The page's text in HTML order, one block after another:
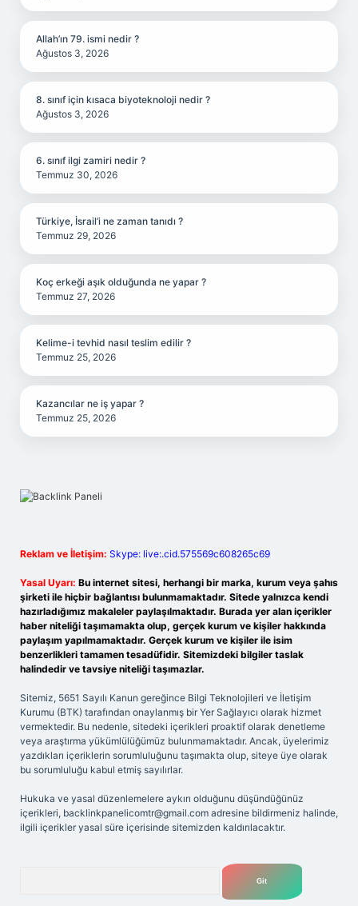
Allah’ın 79. ismi nedir ?
Ağustos 3, 2026
8. sınıf için kısaca biyoteknoloji nedir ?
Ağustos 3, 2026
6. sınıf ilgi zamiri nedir ?
Temmuz 30, 2026
Türkiye, İsrail’i ne zaman tanıdı ?
Temmuz 29, 2026
Koç erkeği aşık olduğunda ne yapar ?
Temmuz 27, 2026
Kelime-i tevhid nasıl teslim edilir ?
Temmuz 25, 2026
Kazancılar ne iş yapar ?
Temmuz 25, 2026
Reklam ve İletişim: Skype: live:.cid.575569c608265c69
Yasal Uyarı: Bu internet sitesi, herhangi bir marka, kurum veya şahıs
şirketi ile hiçbir bağlantısı bulunmamaktadır. Sitede yalnızca kendi
hazırladığımız makaleler paylaşılmaktadır. Burada yer alan içerikler
haber niteliği taşımamakta olup, gerçek kurum ve kişiler hakkında
paylaşım yapılmamaktadır. Gerçek kurum ve kişiler ile isim
benzerlikleri tamamen tesadüfidir. Sitemizdeki bilgiler taslak
halindedir ve tavsiye niteliği taşımazlar.
Sitemiz, 5651 Sayılı Kanun gereğince Bilgi Teknolojileri ve İletişim
Kurumu (BTK) tarafından onaylanmış bir Yer Sağlayıcı olarak hizmet
vermektedir. Bu nedenle, sitedeki içerikleri proaktif olarak denetleme
veya araştırma yükümlülüğümüz bulunmamaktadır. Ancak, üyelerimiz
yazdıkları içeriklerin sorumluluğunu taşımakta olup, siteye üye olarak
bu sorumluluğu kabul etmiş sayılırlar.
Hukuka ve yasal düzenlemelere aykırı olduğunu düşündüğünüz
içerikleri, backlinkpanelicomtr@gmail.com adresine bildirmeniz halinde,
ilgili içerikler yasal süre içerisinde sitemizden kaldırılacaktır.